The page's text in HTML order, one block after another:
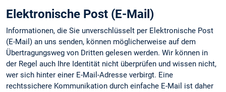
Elektronische Post (E-Mail)
Informationen, die Sie unverschlüsselt per Elektronische Post
(E-Mail) an uns senden, können möglicherweise auf dem
Übertragungsweg von Dritten gelesen werden. Wir können in
der Regel auch Ihre Identität nicht überprüfen und wissen nicht,
wer sich hinter einer E-Mail-Adresse verbirgt. Eine
rechtssichere Kommunikation durch einfache E-Mail ist daher